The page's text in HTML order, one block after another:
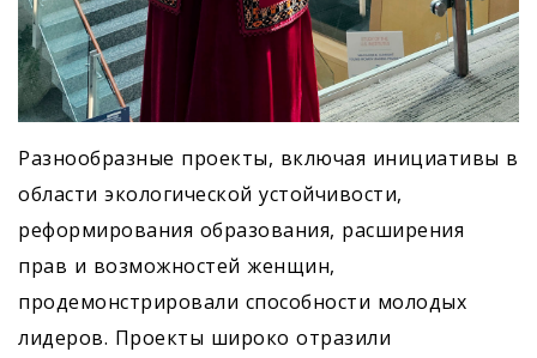
Разнообразные проекты, включая инициативы в
области экологической устойчивости,
реформирования образования, расширения
прав и возможностей женщин,
продемонстрировали способности молодых
лидеров. Проекты широко отразили